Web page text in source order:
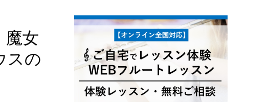
魔女
スの